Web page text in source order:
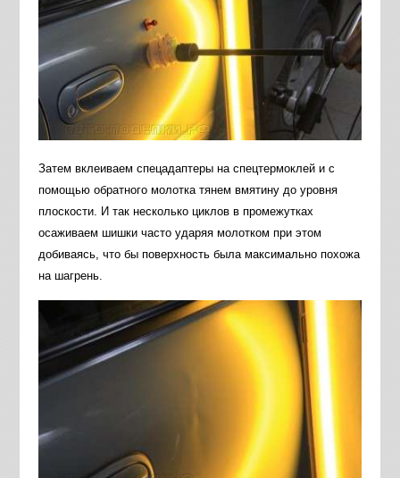
Затем вклеиваем спецадаптеры на спецтермоклей и с
помощью обратного молотка тянем вмятину до уровня
плоскости. И так несколько циклов в промежутках
осаживаем шишки часто ударяя молотком при этом
добиваясь, что бы поверхность была максимально похожа
на шагрень.